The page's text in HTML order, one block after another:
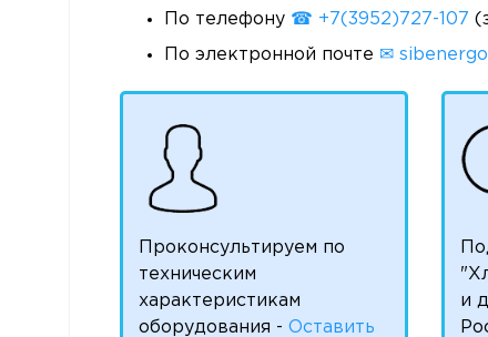
По телефону ☎ +7(3952)727-107
По электронной почте ✉
Проконсультируем по
техническим
характеристикам
оборудования - Оставить
и